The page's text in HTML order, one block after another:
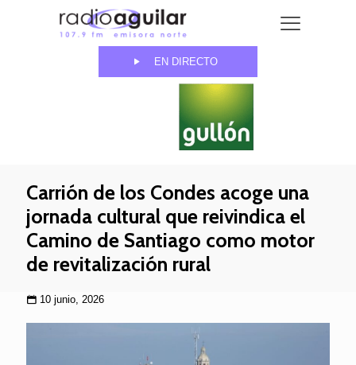
EN DIRECTO
Carrión de los Condes acoge una
jornada cultural que reivindica el
Camino de Santiago como motor
de revitalización rural
10 junio, 2026